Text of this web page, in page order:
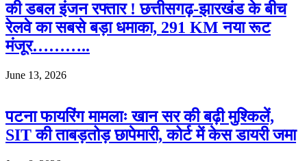
की डबल इंजन रफ्तार ! छत्तीसगढ़-झारखंड के बीच
रेलवे का सबसे बड़ा धमाका, 291 KM नया रूट
मंजूर………..
June 13, 2026
पटना फायरिंग मामलाः खान सर की बढ़ी मुश्किलें,
SIT की ताबड़तोड़ छापेमारी, कोर्ट में केस डायरी जमा